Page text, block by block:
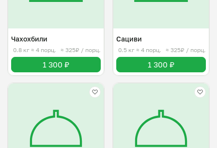
Чахохбили
0.8 кг ≈ 4 порц. ≈ 325₽ / порц.
1 300 ₽
Сациви
0.5 кг ≈ 4 порц. ≈ 325₽ / порц.
1 300 ₽